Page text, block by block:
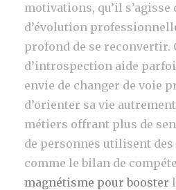
motivations, qu’il s’agisse
d’évolution
profond de se reconvertir.
d’introspection aide
envie de changer de voie
d’orienter sa vie
métiers offrant plus de
de personnes utilisent
comme le bilan de
magnétisme pour booster